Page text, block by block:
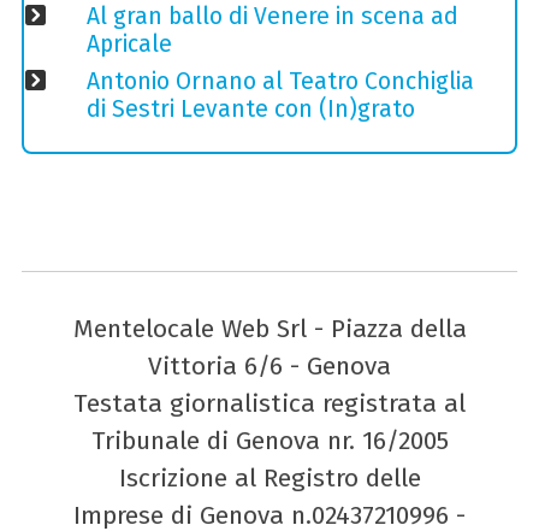
Al gran ballo di Venere in scena ad
Apricale
Antonio Ornano al Teatro Conchiglia
di Sestri Levante con (In)grato
Mentelocale Web Srl - Piazza della
Vittoria 6/6 - Genova
Testata giornalistica registrata al
Tribunale di Genova nr. 16/2005
Iscrizione al Registro delle
Imprese di Genova n.02437210996 -